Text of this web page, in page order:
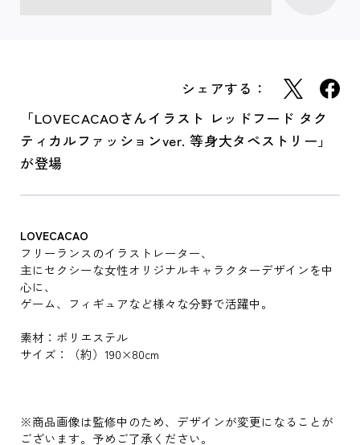
シェアする：
「LOVECACAOさんイラスト レッドフード タク
ティカルファッションver. 等身大タペストリー」
が登場
LOVECACAO
フリーランスのイラストレーター、
主にセクシーな女性オリジナルキャラクターデザインを中
心に、
ゲーム、フィギュアなど様々な分野で活躍中。
素材：ポリエステル
サイズ：（約）190×80cm
※商品画像は監修中のため、デザインが変更になることが
ございます。予めご了承ください。